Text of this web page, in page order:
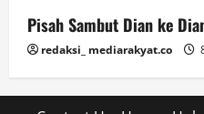
Pisah Sambut Dian ke
redaksi_ mediarakyat.co